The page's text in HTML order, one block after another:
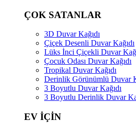
ÇOK SATANLAR
3D Duvar Kağıdı
Çiçek Desenli Duvar Kağıdı
Lüks İnci Çiçekli Duvar
Çocuk Odası Duvar Kağıdı
Tropikal Duvar Kağıdı
Derinlik Görünümlü Duvar
3 Boyutlu Duvar Kağıdı
3 Boyutlu Derinlik Duvar
EV İÇİN